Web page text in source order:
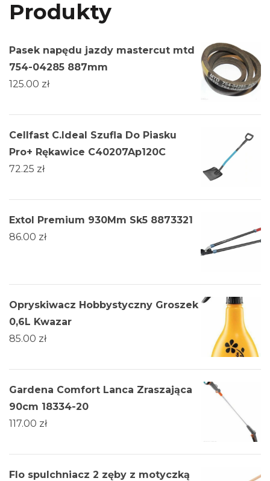
Produkty
Pasek napędu jazdy mastercut mtd
754-04285 887mm
125.00 zł
Cellfast C.Ideal Szufla Do Piasku
Pro+ Rękawice C40207Ap120C
72.25 zł
Extol Premium 930Mm Sk5 8873321
86.00 zł
Opryskiwacz Hobbystyczny Groszek
0,6L Kwazar
85.00 zł
Gardena Comfort Lanca Zraszająca
90cm 18334-20
117.00 zł
Flo spulchniacz 2 zęby z motyczką